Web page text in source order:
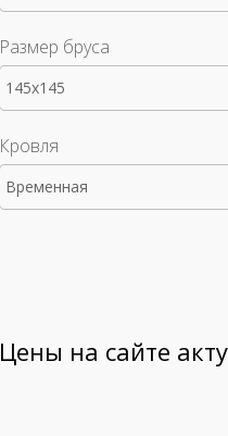
Размер бруса
145x145
Кровля
Временная
Цены на сайте